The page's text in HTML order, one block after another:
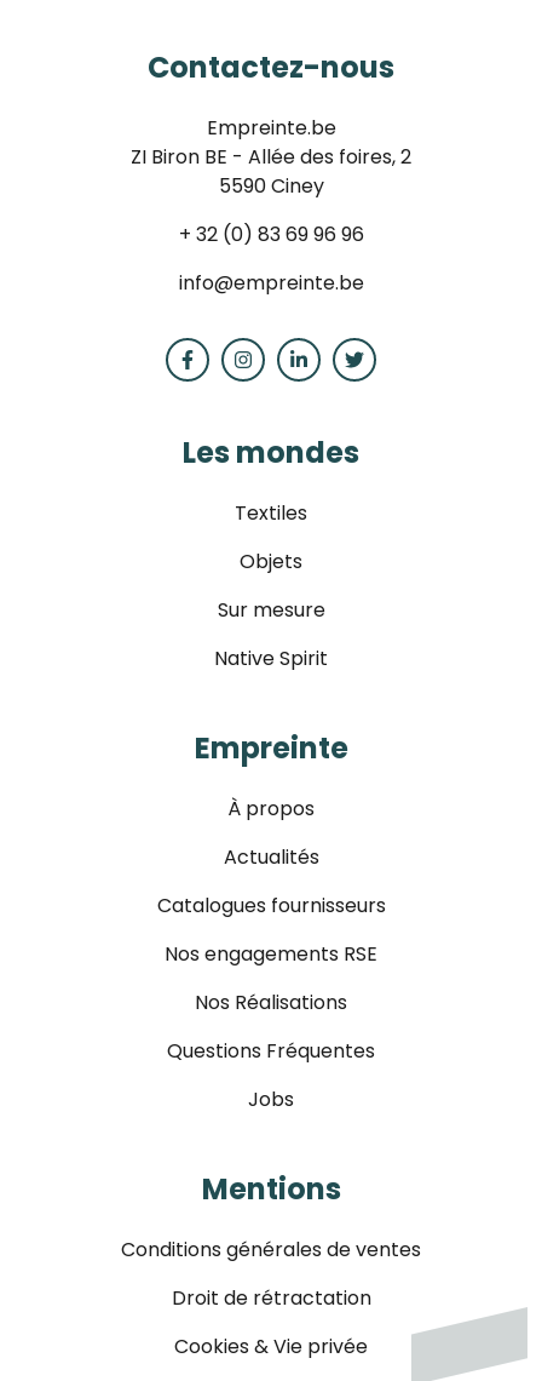
Contactez-nous
Empreinte.be
ZI Biron BE - Allée des foires, 2
5590 Ciney
+ 32 (0) 83 69 96 96
info@empreinte.be
Les mondes
Textiles
Objets
Sur mesure
Native Spirit
Empreinte
À propos
Actualités
Catalogues fournisseurs
Nos engagements RSE
Nos Réalisations
Questions Fréquentes
Jobs
Mentions
Conditions générales de ventes
Droit de rétractation
Cookies & Vie privée